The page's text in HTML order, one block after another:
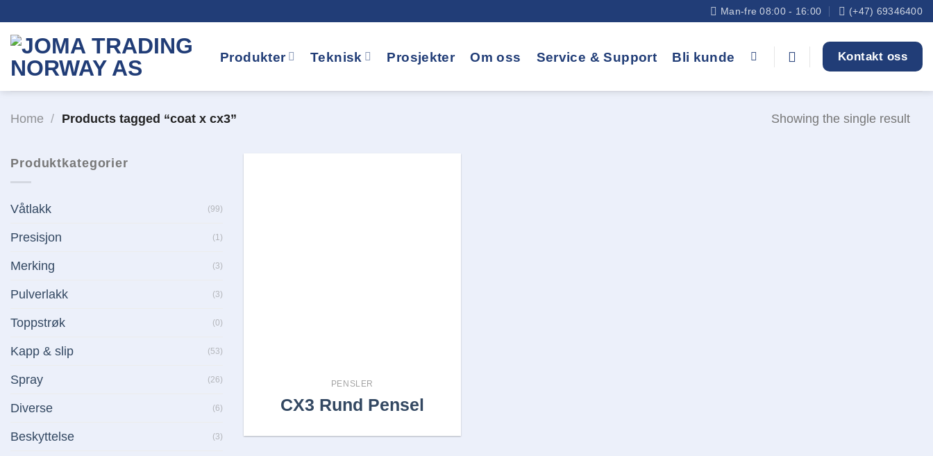
content
Man-fre 08:00 - 16:00 (+47) 69346400
Produkter Teknisk Prosjekter Om oss Service & Support Bli kunde Kontakt oss
Home / Products tagged “coat x cx3” Showing the single result
Produktkategorier
Våtlakk (99)
Presisjon (1)
Merking (3)
Pulverlakk (3)
Toppstrøk (0)
Kapp & slip (53)
Spray (26)
Diverse (6)
Beskyttelse (3)
PENSLER
CX3 Rund Pensel